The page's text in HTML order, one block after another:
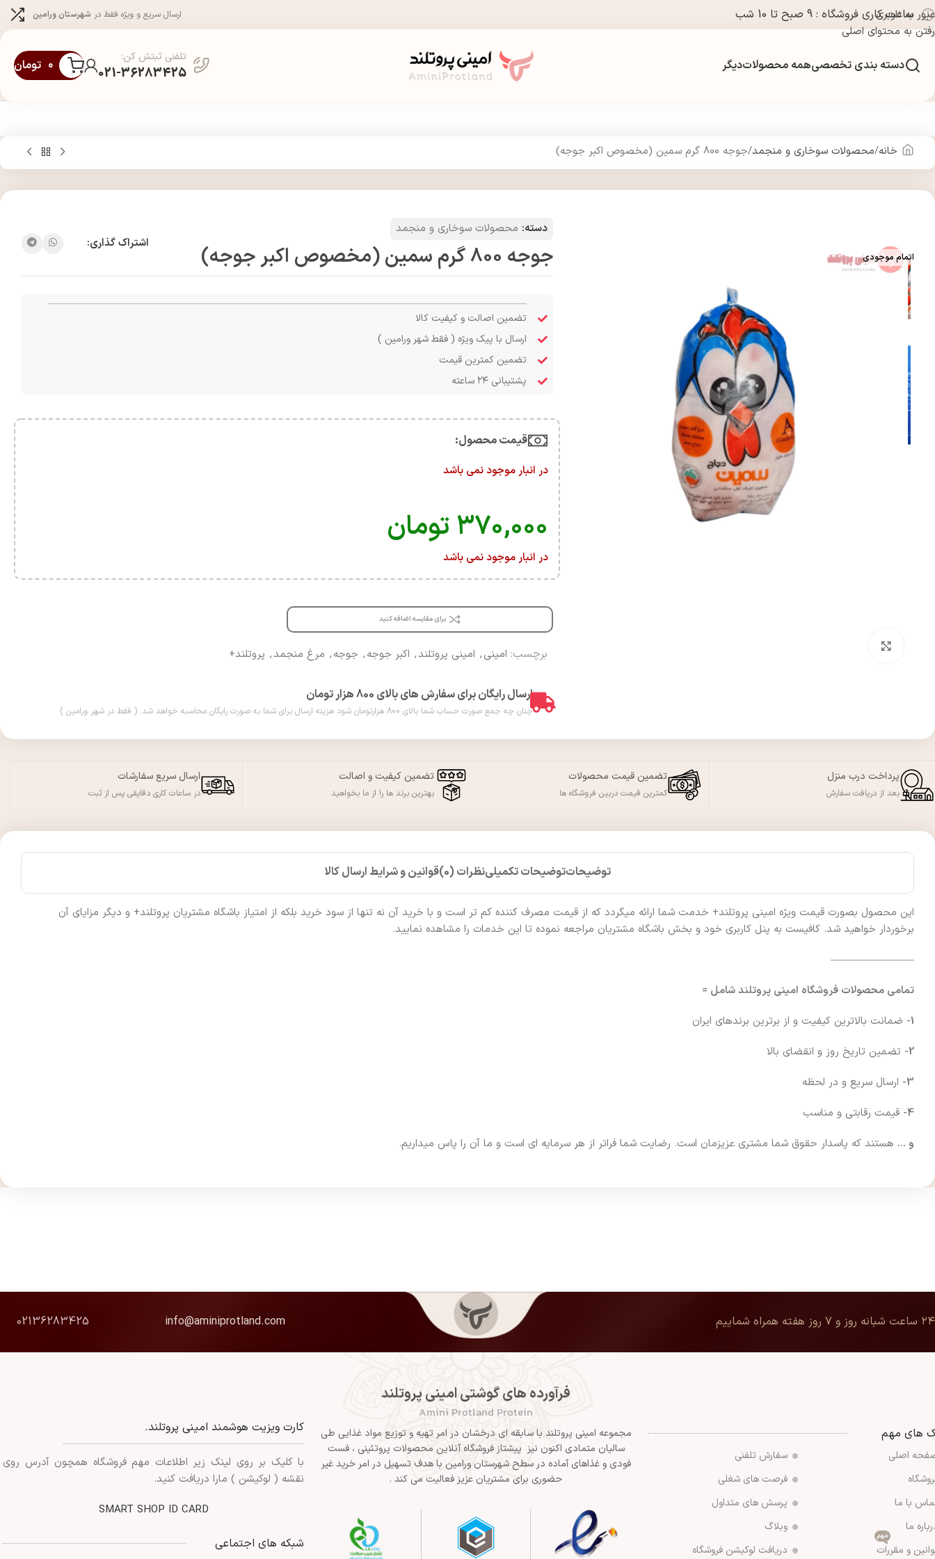
عبور به ناوبری
رفتن به محتوای اصلی
ساعت کاری فروشگاه : 9 صبح تا 10 شب ارسال سریع و ویژه فقط در شهرستان ورامین
دسته بندی تخصصیهمه محصولاتدیگر
تلفنی ثبتش کن:
021-36283425 ۰ تومان
خانه محصولات سوخاری و منجمد جوجه 800 گرم سمین (مخصوص اکبر جوجه)
اتمام موجودی
دسته: محصولات سوخاری و منجمد
جوجه 800 گرم سمین (مخصوص اکبر جوجه) اشتراک گذاری:
تضمین اصالت و کیفیت کالا
ارسال با پیک ویژه ( فقط شهر ورامین )
تضمین کمترین قیمت
پشتیبانی ۲۴ ساعته
قیمت محصول:​
در انبار موجود نمی باشد
۳۷۰,۰۰۰تومان
در انبار موجود نمی باشد
برای مقایسه اضافه کنید
برچسب: امینی, امینی پروتلند, اکبر جوجه, جوجه, مرغ منجمد, پروتلند+
ارسال رایگان برای سفارش های بالای 800 هزار تومان
چنان چه جمع صورت حساب شما بالای 800 هزارتومان شود هزینه ارسال برای شما به صورت رایگان محاسبه خواهد شد. ( فقط در شهر ورامین )
پرداخت درب منزل
بعد از دریافت سفارش
تضمین قیمت محصولات
کمترین قیمت دربین فروشگاه ها
تضمین کیفیت و اصالت
بهترین برند ها را از ما بخواهید
ارسال سریع سفارشات
در ساعات کاری دقایقی پس از ثبت
توضیحاتتوضیحات تکمیلینظرات (0) قوانین و شرایط ارسال کالا
این محصول بصورت قیمت ویژه امینی پروتلند+ خدمت شما ارائه میگردد که از قیمت مصرف کننده کم تر است و با خرید آن نه تنها از سود خرید بلکه از امتیاز باشگاه مشتریان پروتلند+ و دیگر مزایای آن
برخوردار خواهید شد. کافیست به پنل کاربری خود و بخش باشگاه مشتریان مراجعه نموده تا این خدمات را مشاهده نمایید.
————————
تمامی محصولات فروشگاه امینی پروتلند شامل =
1- ضمانت بالاترین کیفیت و از برترین برندهای ایران
2- تضمین تاریخ روز و انقضای بالا
3- ارسال سریع و در لحظه
4- قیمت رقابتی و مناسب
و … هستند که پاسدار حقوق شما مشتری عزیزمان است. رضایت شما فراتر از هر سرمایه ای است و ما آن را پاس میداریم.
۲۴ ساعت شبانه روز و ۷ روز هفته همراه شماییم info@aminiprotland.com
02136283425
های مهم
اصلی
با ما
ما
و مقررات
مهم
سفارش تلفنی
فرصت های شغلی
پرسش های متداول
وبلاگ
دریافت لوکیشن فروشگاه
فرآورده های گوشتی امینی پروتلند
Amini Protland Protein
مجموعه امینی پروتلند با سابقه ای درخشان در امر تهیه و توزیع مواد غذایی طی
سالیان متمادی اکنون نیز پیشتاز فروشگاه آنلاین محصولات پروتئینی ، فست
فودی و غذاهای آماده در سطح شهرستان ورامین با هدف تسهیل در امر خرید غیر
حضوری برای مشتریان عزیز فعالیت می کند .
کارت ویزیت هوشمند امینی پروتلند.
با کلیک بر روی لینک زیر اطلاعات مهم فروشگاه همچون آدرس روی
نقشه ( لوکیشن ) مارا دریافت کنید.
SMART SHOP ID CARD
شبکه های اجتماعی